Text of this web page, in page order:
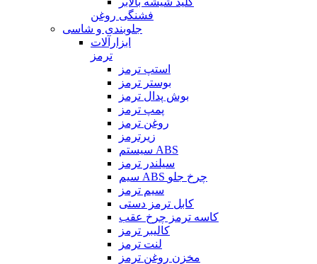
فشنگی روغن
جلوبندی و شاسی
ابزارآلات
ترمز
استپ ترمز
بوستر ترمز
بوش پدال ترمز
پمپ ترمز
روغن ترمز
زیرترمز
سیستم ABS
سیلندر ترمز
سیم ABS چرخ جلو
سیم ترمز
کابل ترمز دستی
کاسه ترمز چرخ عقب
کالیبر ترمز
لنت ترمز
مخزن روغن ترمز